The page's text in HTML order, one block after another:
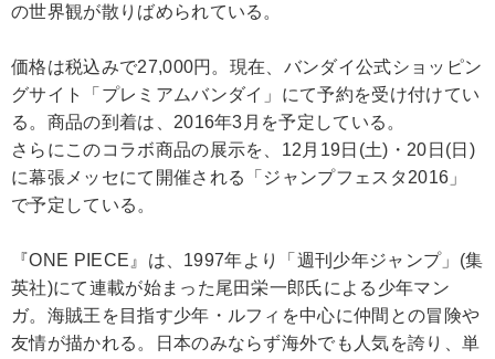
の世界観が散りばめられている。
価格は税込みで27,000円。現在、バンダイ公式ショッピン
グサイト「プレミアムバンダイ」にて予約を受け付けてい
る。商品の到着は、2016年3月を予定している。
さらにこのコラボ商品の展示を、12月19日(土)・20日(日)
に幕張メッセにて開催される「ジャンプフェスタ2016」
で予定している。
『ONE PIECE』は、1997年より「週刊少年ジャンプ」(集
英社)にて連載が始まった尾田栄一郎氏による少年マン
ガ。海賊王を目指す少年・ルフィを中心に仲間との冒険や
友情が描かれる。日本のみならず海外でも人気を誇り、単